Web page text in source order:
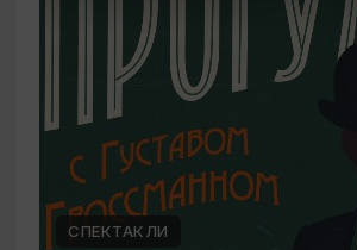
СПЕКТАКЛИ